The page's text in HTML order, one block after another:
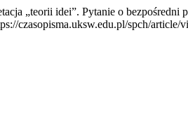
„teorii idei”. Pytanie o bezpośredni
czasopisma.uksw.edu.pl/spch/article/